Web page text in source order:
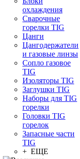
охлаждения
Сварочные
горелки TIG
Цанги
Цангодержатели
и газовые линзы
Сопло газовое
TIG
Изоляторы TIG
Заглушки TIG
Наборы для TIG
горелки
Головки TIG
горелок
Запасные части
TIG
+ ЕЩЕ